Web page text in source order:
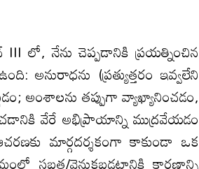
III లో, నేను చెప్పడానికి ప్రయత్నించిన
అనురాధను (ప్రత్యుత్తరం ఇవ్వలేని
అంశాలను తప్పుగా వ్యాఖ్యానించడం,
వేరే అభిప్రాయాన్ని ముద్రవేయడం
మార్గదర్శకంగా కాకుండా ఒక
స్తబ్దత/వెనుకబడటానికి కారణాన్ని